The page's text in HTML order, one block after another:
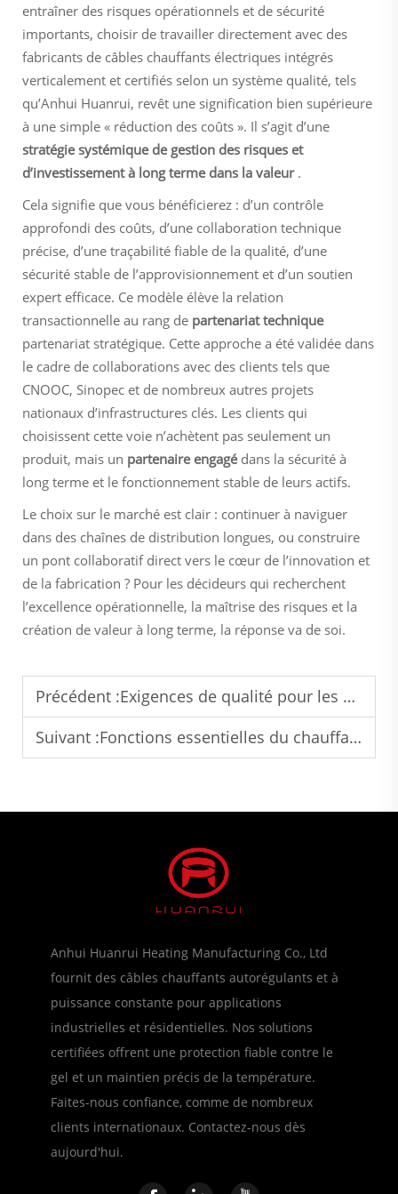
entraîner des risques opérationnels et de sécurité
importants, choisir de travailler directement avec des
fabricants de câbles chauffants électriques intégrés
verticalement et certifiés selon un système qualité, tels
qu’Anhui Huanrui, revêt une signification bien supérieure
à une simple « réduction des coûts ». Il s’agit d’une
stratégie systémique de gestion des risques et
d’investissement à long terme dans la valeur .
Cela signifie que vous bénéficierez : d’un contrôle
approfondi des coûts, d’une collaboration technique
précise, d’une traçabilité fiable de la qualité, d’une
sécurité stable de l’approvisionnement et d’un soutien
expert efficace. Ce modèle élève la relation
transactionnelle au rang de partenariat technique
partenariat stratégique. Cette approche a été validée dans
le cadre de collaborations avec des clients tels que
CNOOC, Sinopec et de nombreux autres projets
nationaux d’infrastructures clés. Les clients qui
choisissent cette voie n’achètent pas seulement un
produit, mais un partenaire engagé dans la sécurité à
long terme et le fonctionnement stable de leurs actifs.
Le choix sur le marché est clair : continuer à naviguer
dans des chaînes de distribution longues, ou construire
un pont collaboratif direct vers le cœur de l’innovation et
de la fabrication ? Pour les décideurs qui recherchent
l’excellence opérationnelle, la maîtrise des risques et la
création de valeur à long terme, la réponse va de soi.
Précédent :Exigences de qualité pour les câbles électriques utilisés dans les systèmes de chauffage par le sol
Suivant :Fonctions essentielles du chauffage par câble dans le maintien de la température des canalisations
Anhui Huanrui Heating Manufacturing Co., Ltd
fournit des câbles chauffants autorégulants et à
puissance constante pour applications
industrielles et résidentielles. Nos solutions
certifiées offrent une protection fiable contre le
gel et un maintien précis de la température.
Faites-nous confiance, comme de nombreux
clients internationaux. Contactez-nous dès
aujourd'hui.